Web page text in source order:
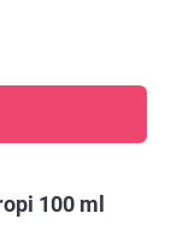
100 ml